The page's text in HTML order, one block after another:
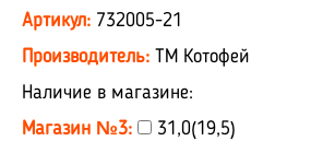
Артикул: 732005-21
Производитель: ТМ Котофей
Наличие в магазине:
Магазин №3:
31,0(19,5)